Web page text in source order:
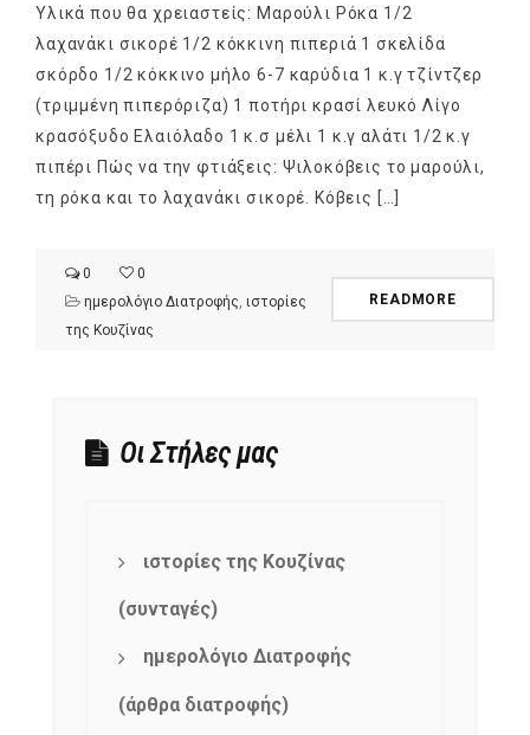
Υλικά που θα χρειαστείς: Μαρούλι Ρόκα 1/2
λαχανάκι σικορέ 1/2 κόκκινη πιπεριά 1 σκελίδα
σκόρδο 1/2 κόκκινο μήλο 6-7 καρύδια 1 κ.γ τζίντζερ
(τριμμένη πιπερόριζα) 1 ποτήρι κρασί λευκό Λίγο
κρασόξυδο Ελαιόλαδο 1 κ.σ μέλι 1 κ.γ αλάτι 1/2 κ.γ
πιπέρι Πώς να την φτιάξεις: Ψιλοκόβεις το μαρούλι,
τη ρόκα και το λαχανάκι σικορέ. Κόβεις […]
0
0
ημερολόγιο Διατροφής ιστορίες
της Κουζίνας
READMORE
Οι Στήλες μας
ιστορίες της Κουζίνας
(συνταγές)
ημερολόγιο Διατροφής
(άρθρα διατροφής)